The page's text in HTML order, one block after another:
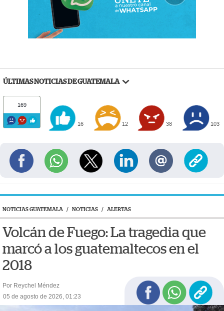
ÚLTIMAS NOTICIAS DE GUATEMALA
169
16 12 38 103
NOTICIAS GUATEMALA / NOTICIAS / ALERTAS
Volcán de Fuego: La tragedia que
marcó a los guatemaltecos en el
2018
Por Reychel Méndez
05 de agosto de 2026, 01:23